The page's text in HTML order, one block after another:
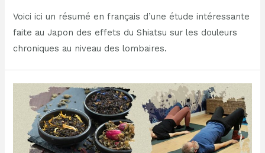
Voici ici un résumé en français d’une étude intéressante
faite au Japon des effets du Shiatsu sur les douleurs
chroniques au niveau des lombaires.